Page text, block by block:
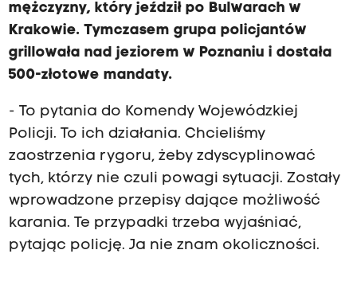
mężczyzny, który jeździł po Bulwarach w
Krakowie. Tymczasem grupa policjantów
grillowała nad jeziorem w Poznaniu i dostała
500-złotowe mandaty.
- To pytania do Komendy Wojewódzkiej
Policji. To ich działania. Chcieliśmy
zaostrzenia rygoru, żeby zdyscyplinować
tych, którzy nie czuli powagi sytuacji. Zostały
wprowadzone przepisy dające możliwość
karania. Te przypadki trzeba wyjaśniać,
pytając policję. Ja nie znam okoliczności.